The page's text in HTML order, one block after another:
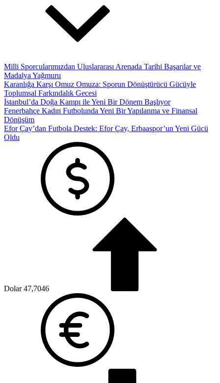
Milli Sporcularımızdan Uluslararası Arenada Tarihi Başarılar ve
Madalya Yağmuru
Karanlığa Karşı Omuz Omuza: Sporun Dönüştürücü Gücüyle
Toplumsal Farkındalık Gecesi
İstanbul’da Doğa Kampı ile Yeni Bir Dönem Başlıyor
Fenerbahçe Kadın Futbolunda Yeni Bir Yapılanma ve Finansal
Dönüşüm
Efor Çay’dan Futbola Destek: Efor Çay, Erbaaspor’un Yeni Gücü
Oldu
Dolar 47,7046